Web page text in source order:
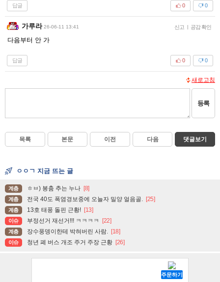
답글 0
0
가루라 26-06-11 13:41 신고 | 공감 확인
다음부터 안 가
답글 0
0
새로고침
등록
목록 본문 이전 다음 댓글보기
ㅇㅇㄱ 지금 뜨는 글
계층 ㅎㅂ) 봉춤 추는 누나 [8]
계층 전국 40도 폭염경보중에 오늘자 밀양 얼음골. [25]
계층 13호 태풍 돌핀 근황! [13]
이슈 부정선거 재선거!!! ㅋㅋㅋㅋ [22]
계층 장수풍뎅이한테 박혀버린 사람. [18]
이슈 청년 폐 버스 개조 주거 주장 근황 [26]